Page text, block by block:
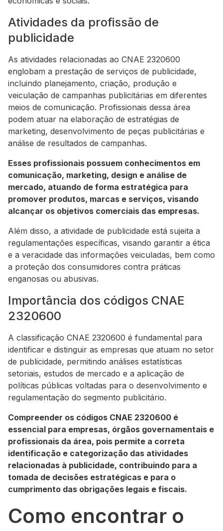
Atividades da profissão de
publicidade
As atividades relacionadas ao CNAE 2320600
englobam a prestação de serviços de publicidade,
incluindo planejamento, criação, produção e
veiculação de campanhas publicitárias em diferentes
meios de comunicação. Profissionais dessa área
podem atuar na elaboração de estratégias de
marketing, desenvolvimento de peças publicitárias e
análise de resultados de campanhas.
Esses profissionais possuem conhecimentos em
comunicação, marketing, design e análise de
mercado, atuando de forma estratégica para
promover produtos, marcas e serviços, visando
alcançar os objetivos comerciais das empresas.
Além disso, a atividade de publicidade está sujeita a
regulamentações específicas, visando garantir a ética
e a veracidade das informações veiculadas, bem como
a proteção dos consumidores contra práticas
enganosas ou abusivas.
Importância dos códigos CNAE
2320600
A classificação CNAE 2320600 é fundamental para
identificar e distinguir as empresas que atuam no setor
de publicidade, permitindo análises estatísticas
setoriais, estudos de mercado e a aplicação de
políticas públicas voltadas para o desenvolvimento e
regulamentação do segmento publicitário.
Compreender os códigos CNAE 2320600 é
essencial para empresas, órgãos governamentais e
profissionais da área, pois permite a correta
identificação e categorização das atividades
relacionadas à publicidade, contribuindo para a
tomada de decisões estratégicas e para o
cumprimento das obrigações legais e fiscais.
Como encontrar o